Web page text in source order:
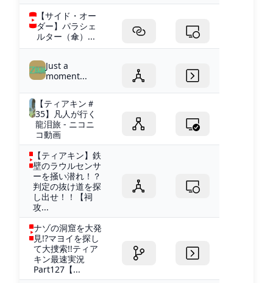
【サイド・オー
ダー】パラシェ
ルター（傘）...
Just a
moment...
【ティアキン＃
35】凡人が行く
龍泪旅 - ニコニ
コ動画
【ティアキン】鉄
壁のラウルセンサ
ーを掻い潜れ！？
判定の抜け道を探
し出せ！！【祠
攻...
ナゾの洞窟を大発
見!?マヨイを探し
て大捜索!!ティア
キン最速実況
Part127【...